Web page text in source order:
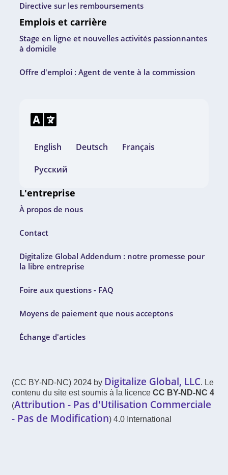
Directive sur les remboursements
Emplois et carrière
Stage en ligne et nouvelles activités passionnantes
à domicile
Offre d'emploi : Agent de vente à la commission
English Deutsch
Français
Русский
L'entreprise
À propos de nous
Contact
Digitalize Global Addendum : notre promesse pour
la libre entreprise
Foire aux questions - FAQ
Moyens de paiement que nous acceptons
Échange d'articles
(CC BY-ND-NC) 2024 by Digitalize Global, LLC. Le
contenu du site est soumis à la licence CC BY-ND-NC 4
(Attribution - Pas d'Utilisation Commerciale
- Pas de Modification) 4.0 International